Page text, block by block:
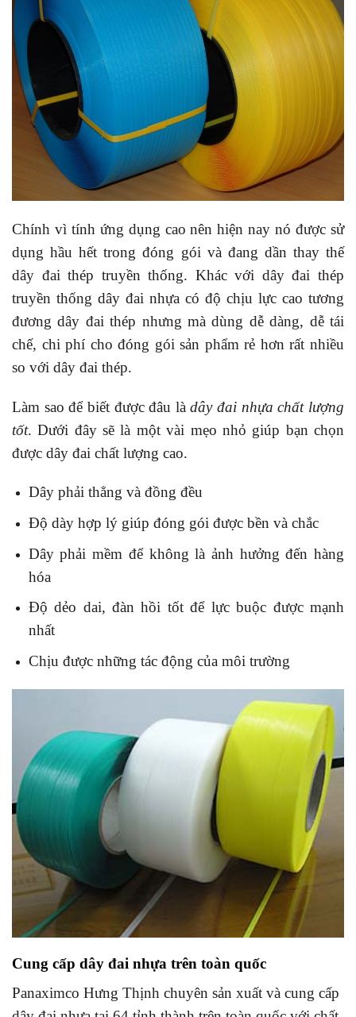
Chính vì tính ứng dụng cao nên hiện nay nó được sử
dụng hầu hết trong đóng gói và đang dần thay thế
dây đai thép truyền thống. Khác với dây đai thép
truyền thống dây đai nhựa có độ chịu lực cao tương
đương dây đai thép nhưng mà dùng dễ dàng, dễ tái
chế, chi phí cho đóng gói sản phẩm rẻ hơn rất nhiều
so với dây đai thép.
Làm sao để biết được đâu làdây đai nhựa chất lượng
tốt. Dưới đây sẽ là một vài mẹo nhỏ giúp bạn chọn
được dây đai chất lượng cao.
Dây phải thẳng và đồng đều
Độ dày hợp lý giúp đóng gói được bền và chắc
Dây phải mềm để không là ảnh hưởng đến hàng
hóa
Độ dẻo dai, đàn hồi tốt để lực buộc được mạnh
nhất
Chịu được những tác động của môi trường
Cung cấp dây đai nhựa trên toàn quốc
Panaximco Hưng Thịnh chuyên sản xuất và cung cấp